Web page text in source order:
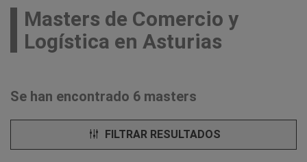
Masters de Comercio y
Logística en Asturias
Se han encontrado 6 masters
FILTRAR RESULTADOS